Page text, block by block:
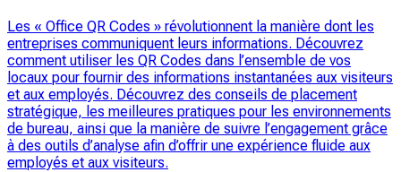
Les « Office QR Codes » révolutionnent la manière dont les
entreprises communiquent leurs informations. Découvrez
comment utiliser les QR Codes dans l’ensemble de vos
locaux pour fournir des informations instantanées aux visiteurs
et aux employés. Découvrez des conseils de placement
stratégique, les meilleures pratiques pour les environnements
de bureau, ainsi que la manière de suivre l’engagement grâce
à des outils d’analyse afin d’offrir une expérience fluide aux
employés et aux visiteurs.